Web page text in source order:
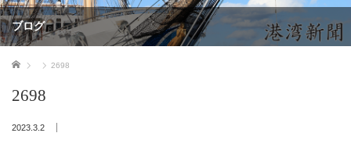
ブログ
ホーム 2698
2698
2023.3.2